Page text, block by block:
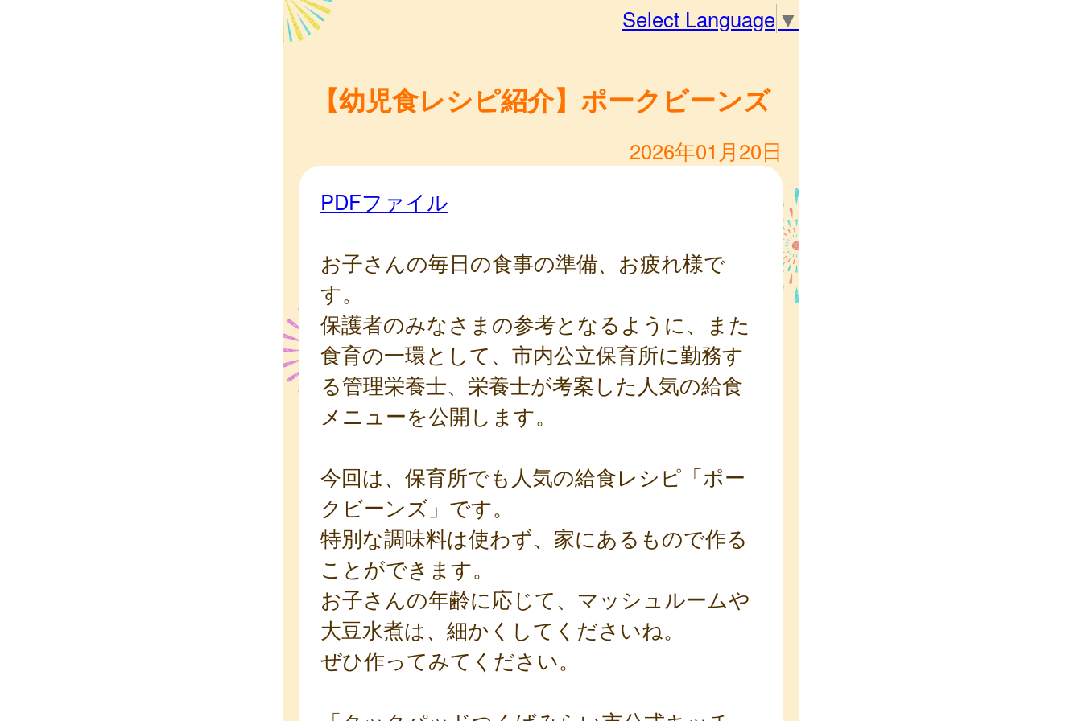
Select Language ▼
【幼児食レシピ紹介】ポークビーンズ
2026年01月20日
PDFファイル
お子さんの毎日の食事の準備、お疲れ様で
す。
保護者のみなさまの参考となるように、また
食育の一環として、市内公立保育所に勤務す
る管理栄養士、栄養士が考案した人気の給食
メニューを公開します。
今回は、保育所でも人気の給食レシピ「ポー
クビーンズ」です。
特別な調味料は使わず、家にあるもので作る
ことができます。
お子さんの年齢に応じて、マッシュルームや
大豆水煮は、細かくしてくださいね。
ぜひ作ってみてください。